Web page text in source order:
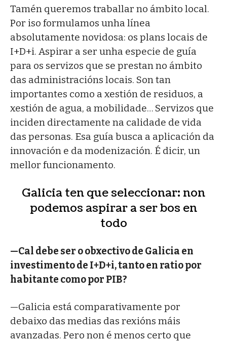
Tamén queremos traballar no ámbito local.
Por iso formulamos unha línea
absolutamente novidosa: os plans locais de
I+D+i. Aspirar a ser unha especie de guía
para os servizos que se prestan no ámbito
das administracións locais. Son tan
importantes como a xestión de residuos, a
xestión de agua, a mobilidade… Servizos que
inciden directamente na calidade de vida
das personas. Esa guía busca a aplicación da
innovación e da modenización. É dicir, un
mellor funcionamento.
Galicia ten que seleccionar: non
podemos aspirar a ser bos en
todo
—Cal debe ser o obxectivo de Galicia en
investimento de I+D+i, tanto en ratio por
habitante como por PIB?
—Galicia está comparativamente por
debaixo das medias das rexións máis
avanzadas. Pero non é menos certo que